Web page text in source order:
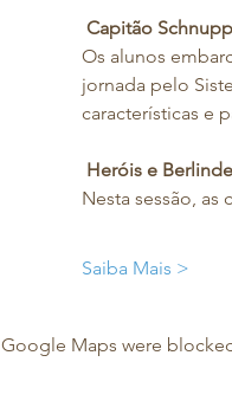
Capitão
Os alunos
jornada pelo
características e
Heróis e
Nesta sessão, as
Saiba Mais >
Google Maps were